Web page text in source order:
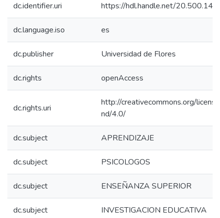
dc.identifier.uri https://hdl.handle.net/
dc.language.iso es
dc.publisher Universidad de Flores
dc.rights openAccess
dc.rights.uri
http://creativecommons.org/
nd/4.0/
dc.subject APRENDIZAJE
dc.subject PSICOLOGOS
dc.subject ENSEÑANZA SUPERIOR
dc.subject INVESTIGACION EDUCATIVA